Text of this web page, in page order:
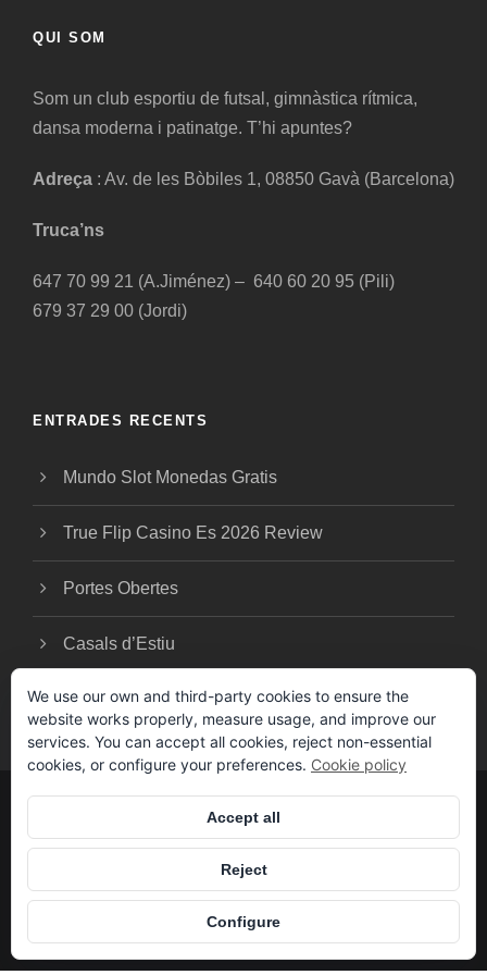
QUI SOM
Som un club esportiu de futsal, gimnàstica rítmica,
dansa moderna i patinatge. T’hi apuntes?
Adreça : Av. de les Bòbiles 1, 08850 Gavà (Barcelona)
Truca’ns
647 70 99 21 (A.Jiménez) – 640 60 20 95 (Pili)
679 37 29 00 (Jordi)
ENTRADES RECENTS
Mundo Slot Monedas Gratis
True Flip Casino Es 2026 Review
Portes Obertes
Casals d’Estiu
© COPYRIGHT 2025 -
REALITZAT PER
We use our own and third-party cookies to ensure the
website works properly, measure usage, and improve our
services. You can accept all cookies, reject non-essential
cookies, or configure your preferences. Cookie policy
Accept all
Reject
Configure